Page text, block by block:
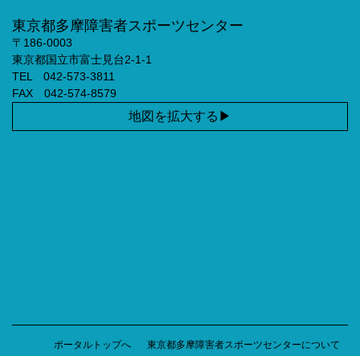
東京都多摩障害者スポーツセンター
〒186-0003
東京都国立市富士見台2-1-1
TEL 042-573-3811
FAX 042-574-8579
地図を拡大する
ポータルトップへ 東京都多摩障害者スポーツセンターについて